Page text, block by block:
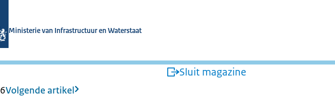
Ministerie van Infrastructuur en Waterstaat
Sluit magazine
6Volgende artikel